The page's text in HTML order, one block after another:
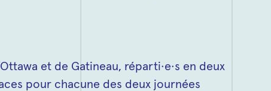
et de Gatineau, réparti·e·s en deux
pour chacune des deux journées